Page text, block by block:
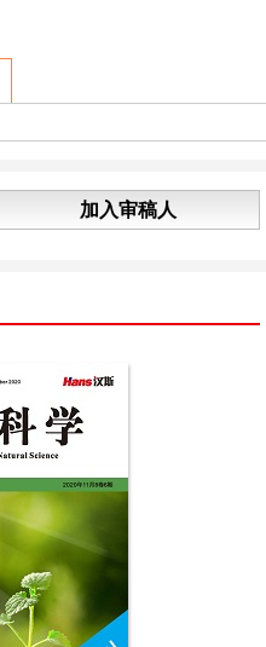
加入审稿人